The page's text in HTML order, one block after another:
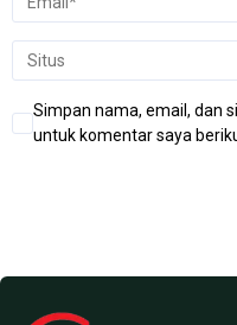
Simpan nama, email, dan
untuk komentar saya